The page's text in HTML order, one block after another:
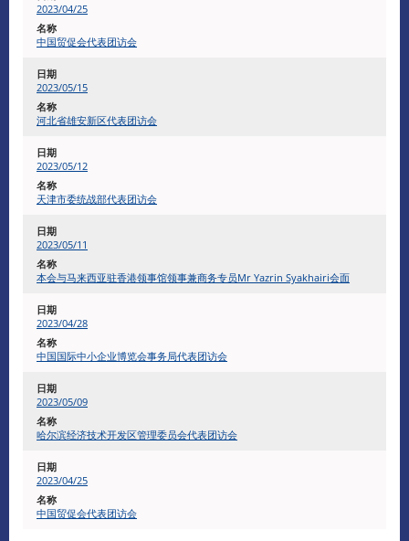
2023/04/25
中国贸促会代表团访会
2023/05/15
河北省雄安新区代表团访会
2023/05/12
天津市委统战部代表团访会
2023/05/11
本会与马来西亚驻香港领事馆领事兼商务专员Mr Yazrin Syakhairi会面
2023/04/28
中国国际中小企业博览会事务局代表团访会
2023/05/09
哈尔滨经济技术开发区管理委员会代表团访会
2023/04/25
中国贸促会代表团访会